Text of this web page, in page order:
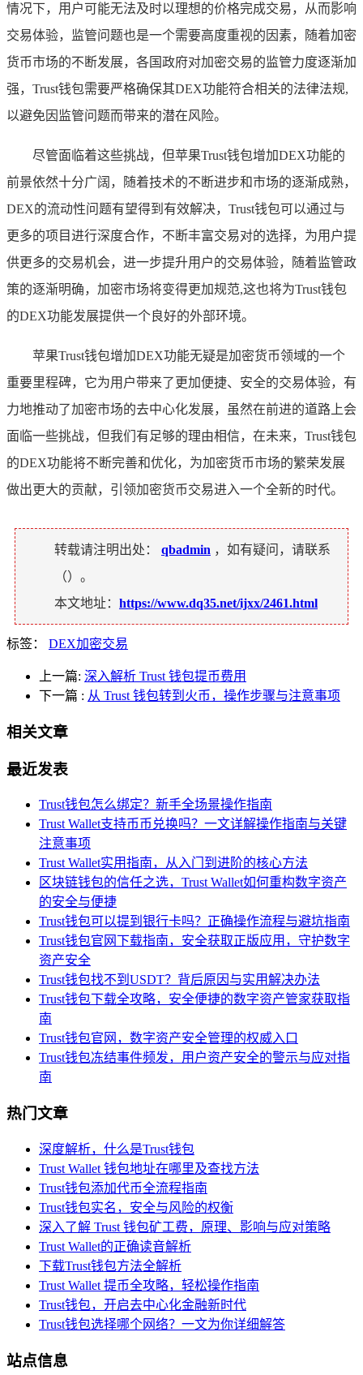
情况下，用户可能无法及时以理想的价格完成交易，从而影响
交易体验，监管问题也是一个需要高度重视的因素，随着加密
货币市场的不断发展，各国政府对加密交易的监管力度逐渐加
强，Trust钱包需要严格确保其DEX功能符合相关的法律法规,
以避免因监管问题而带来的潜在风险。
尽管面临着这些挑战，但苹果Trust钱包增加DEX功能的
前景依然十分广阔，随着技术的不断进步和市场的逐渐成熟，
DEX的流动性问题有望得到有效解决，Trust钱包可以通过与
更多的项目进行深度合作，不断丰富交易对的选择，为用户提
供更多的交易机会，进一步提升用户的交易体验，随着监管政
策的逐渐明确，加密市场将变得更加规范,这也将为Trust钱包
的DEX功能发展提供一个良好的外部环境。
苹果Trust钱包增加DEX功能无疑是加密货币领域的一个
重要里程碑，它为用户带来了更加便捷、安全的交易体验，有
力地推动了加密市场的去中心化发展，虽然在前进的道路上会
面临一些挑战，但我们有足够的理由相信，在未来，Trust钱包
的DEX功能将不断完善和优化，为加密货币市场的繁荣发展
做出更大的贡献，引领加密货币交易进入一个全新的时代。
转载请注明出处： qbadmin ，如有疑问，请联系
（）。
本文地址： https://www.dq35.net/ijxx/2461.html
标签： DEX加密交易
上一篇: 深入解析 Trust 钱包提币费用
下一篇 : 从 Trust 钱包转到火币，操作步骤与注意事项
相关文章
最近发表
Trust钱包怎么绑定？新手全场景操作指南
Trust Wallet支持币币兑换吗？一文详解操作指南与关键
注意事项
Trust Wallet实用指南，从入门到进阶的核心方法
区块链钱包的信任之选，Trust Wallet如何重构数字资产
的安全与便捷
Trust钱包可以提到银行卡吗？正确操作流程与避坑指南
Trust钱包官网下载指南，安全获取正版应用，守护数字
资产安全
Trust钱包找不到USDT？背后原因与实用解决办法
Trust钱包下载全攻略，安全便捷的数字资产管家获取指
南
Trust钱包官网，数字资产安全管理的权威入口
Trust钱包冻结事件频发，用户资产安全的警示与应对指
南
热门文章
深度解析，什么是Trust钱包
Trust Wallet 钱包地址在哪里及查找方法
Trust钱包添加代币全流程指南
Trust钱包实名，安全与风险的权衡
深入了解 Trust 钱包矿工费，原理、影响与应对策略
Trust Wallet的正确读音解析
下载Trust钱包方法全解析
Trust Wallet 提币全攻略，轻松操作指南
Trust钱包，开启去中心化金融新时代
Trust钱包选择哪个网络？一文为你详细解答
站点信息